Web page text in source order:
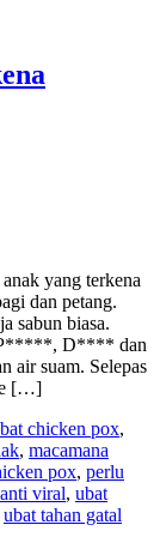
yang terkena
dan petang.
sabun biasa.
P*****, D**** dan
air suam. Selepas
[…]
chicken pox,
, macamana
pox, perlu
viral, ubat
ubat tahan gatal